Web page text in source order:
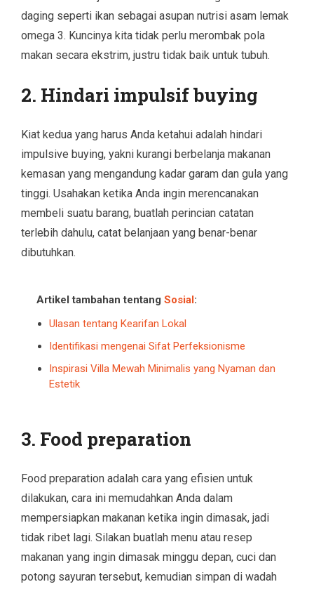
daging seperti ikan sebagai asupan nutrisi asam lemak
omega 3. Kuncinya kita tidak perlu merombak pola
makan secara ekstrim, justru tidak baik untuk tubuh.
2. Hindari impulsif buying
Kiat kedua yang harus Anda ketahui adalah hindari
impulsive buying, yakni kurangi berbelanja makanan
kemasan yang mengandung kadar garam dan gula yang
tinggi. Usahakan ketika Anda ingin merencanakan
membeli suatu barang, buatlah perincian catatan
terlebih dahulu, catat belanjaan yang benar-benar
dibutuhkan.
Artikel tambahan tentang Sosial:
Ulasan tentang Kearifan Lokal
Identifikasi mengenai Sifat Perfeksionisme
Inspirasi Villa Mewah Minimalis yang Nyaman dan
Estetik
3. Food preparation
Food preparation adalah cara yang efisien untuk
dilakukan, cara ini memudahkan Anda dalam
mempersiapkan makanan ketika ingin dimasak, jadi
tidak ribet lagi. Silakan buatlah menu atau resep
makanan yang ingin dimasak minggu depan, cuci dan
potong sayuran tersebut, kemudian simpan di wadah